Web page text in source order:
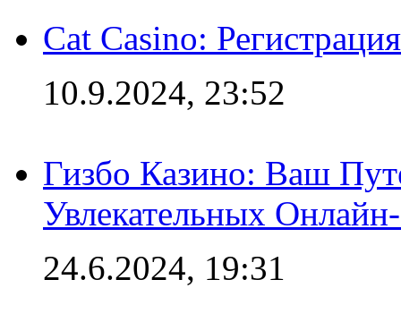
Cat Casino:
10.9.2024, 23:52
Гизбо Казино: Ваш
Увлекательных
24.6.2024, 19:31